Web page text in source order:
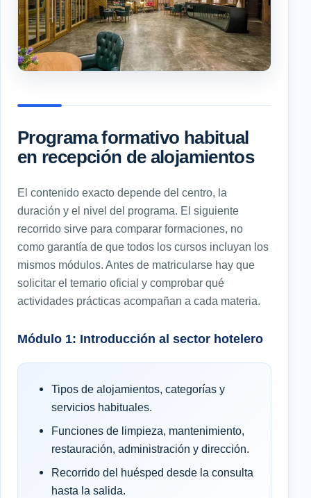
Programa formativo habitual
en recepción de alojamientos
El contenido exacto depende del centro, la
duración y el nivel del programa. El siguiente
recorrido sirve para comparar formaciones, no
como garantía de que todos los cursos incluyan los
mismos módulos. Antes de matricularse hay que
solicitar el temario oficial y comprobar qué
actividades prácticas acompañan a cada materia.
Módulo 1: Introducción al sector hotelero
Tipos de alojamientos, categorías y
servicios habituales.
Funciones de limpieza, mantenimiento,
restauración, administración y dirección.
Recorrido del huésped desde la consulta
hasta la salida.